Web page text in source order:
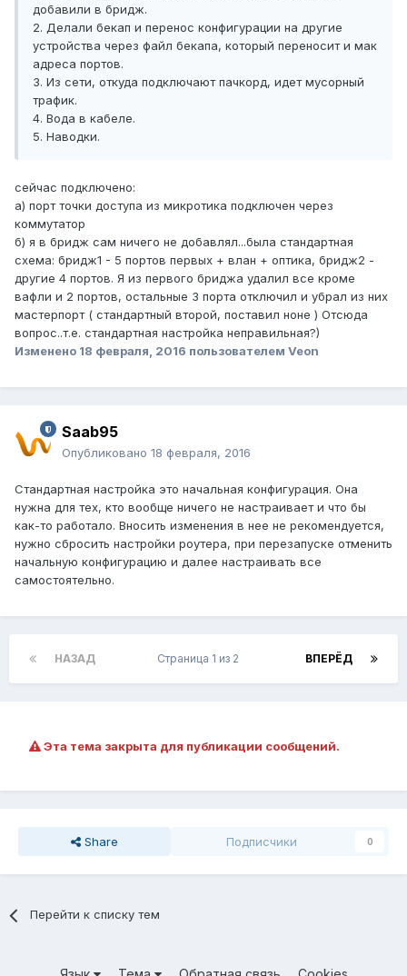
добавили в бридж.
2. Делали бекап и перенос конфигурации на другие
устройства через файл бекапа, который переносит и мак
адреса портов.
3. Из сети, откуда подключают пачкорд, идет мусорный
трафик.
4. Вода в кабеле.
5. Наводки.
сейчас подключено:
а) порт точки доступа из микротика подключен через
коммутатор
б) я в бридж сам ничего не добавлял...была стандартная
схема: бридж1 - 5 портов первых + влан + оптика, бридж2 -
другие 4 портов. Я из первого бриджа удалил все кроме
вафли и 2 портов, остальные 3 порта отключил и убрал из них
мастерпорт ( стандартный второй, поставил ноне ) Отсюда
вопрос..т.е. стандартная настройка неправильная?)
Изменено 18 февраля, 2016 пользователем Veon
Saab95
Опубликовано 18 февраля, 2016
Стандартная настройка это начальная конфигурация. Она
нужна для тех, кто вообще ничего не настраивает и что бы
как-то работало. Вносить изменения в нее не рекомендуется,
нужно сбросить настройки роутера, при перезапуске отменить
начальную конфигурацию и далее настраивать все
самостоятельно.
НАЗАД ВПЕРЁД
Страница 1 из 2
Эта тема закрыта для публикации сообщений.
Share Подписчики 0
Перейти к списку тем